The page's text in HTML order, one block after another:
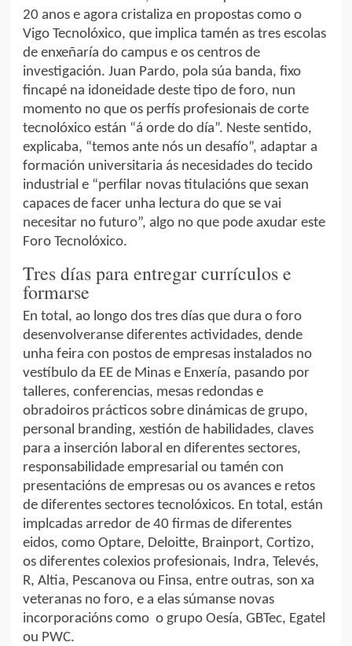
20 anos e agora cristaliza en propostas como o
Vigo Tecnolóxico, que implica tamén as tres escolas
de enxeñaría do campus e os centros de
investigación. Juan Pardo, pola súa banda, fixo
fincapé na idoneidade deste tipo de foro, nun
momento no que os perfís profesionais de corte
tecnolóxico están “á orde do día”. Neste sentido,
explicaba, “temos ante nós un desafío”, adaptar a
formación universitaria ás necesidades do tecido
industrial e “perfilar novas titulacións que sexan
capaces de facer unha lectura do que se vai
necesitar no futuro”, algo no que pode axudar este
Foro Tecnolóxico.
Tres días para entregar currículos e
formarse
En total, ao longo dos tres días que dura o foro
desenvolveranse diferentes actividades, dende
unha feira con postos de empresas instalados no
vestíbulo da EE de Minas e Enxería, pasando por
talleres, conferencias, mesas redondas e
obradoiros prácticos sobre dinámicas de grupo,
personal branding, xestión de habilidades, claves
para a inserción laboral en diferentes sectores,
responsabilidade empresarial ou tamén con
presentacións de empresas ou os avances e retos
de diferentes sectores tecnolóxicos. En total, están
implcadas arredor de 40 firmas de diferentes
eidos, como Optare, Deloitte, Brainport, Cortizo,
os diferentes colexios profesionais, Indra, Televés,
R, Altia, Pescanova ou Finsa, entre outras, son xa
veteranas no foro, e a elas súmanse novas
incorporacións como o grupo Oesía, GBTec, Egatel
ou PWC.